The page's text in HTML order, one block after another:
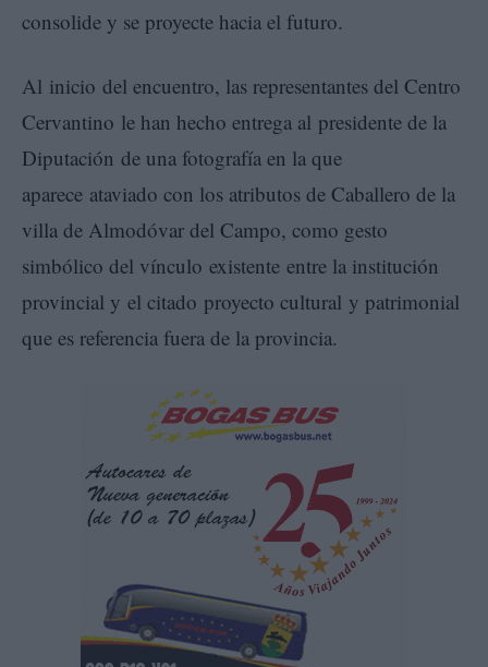
consolide y se proyecte hacia el futuro.
Al inicio del encuentro, las representantes del Centro
Cervantino le han hecho entrega al presidente de la
Diputación de una fotografía en la que
aparece ataviado con los atributos de Caballero de la
villa de Almodóvar del Campo, como gesto
simbólico del vínculo existente entre la institución
provincial y el citado proyecto cultural y patrimonial
que es referencia fuera de la provincia.